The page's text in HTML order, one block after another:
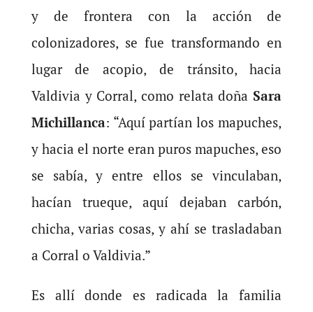
y de frontera con la acción de
colonizadores, se fue transformando en
lugar de acopio, de tránsito, hacia
Valdivia y Corral, como relata doñaSara
Michillanca: “Aquí partían los mapuches,
y hacia el norte eran puros mapuches, eso
se sabía, y entre ellos se vinculaban,
hacían trueque, aquí dejaban carbón,
chicha, varias cosas, y ahí se trasladaban
a Corral o Valdivia.”
Es allí donde es radicada la familia